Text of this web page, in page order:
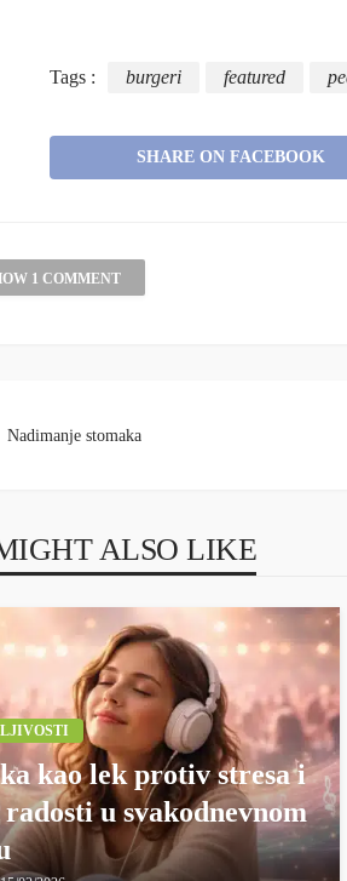
Tags : burgeri featured
SHARE ON FACEBOOK
1 COMMENT
Nadimanje stomaka
ALSO LIKE
kao lek protiv stresa i
u svakodnevnom